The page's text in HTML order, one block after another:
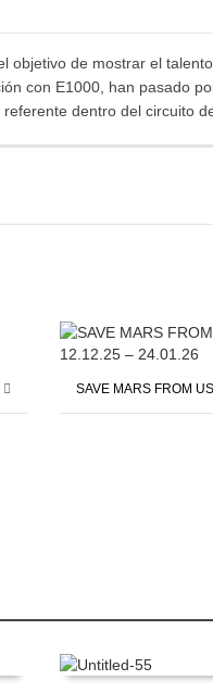
objetivo de mostrar el
con E1000, han pasado
dentro del circuito